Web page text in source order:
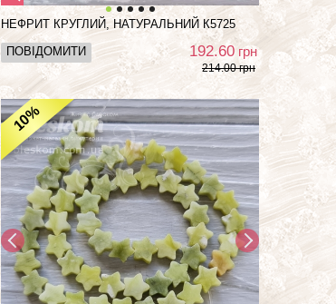
НЕФРИТ КРУГЛИЙ, НАТУРАЛЬНИЙ К5725
ПОВІДОМИТИ
192.60 грн
214.00 грн
10%